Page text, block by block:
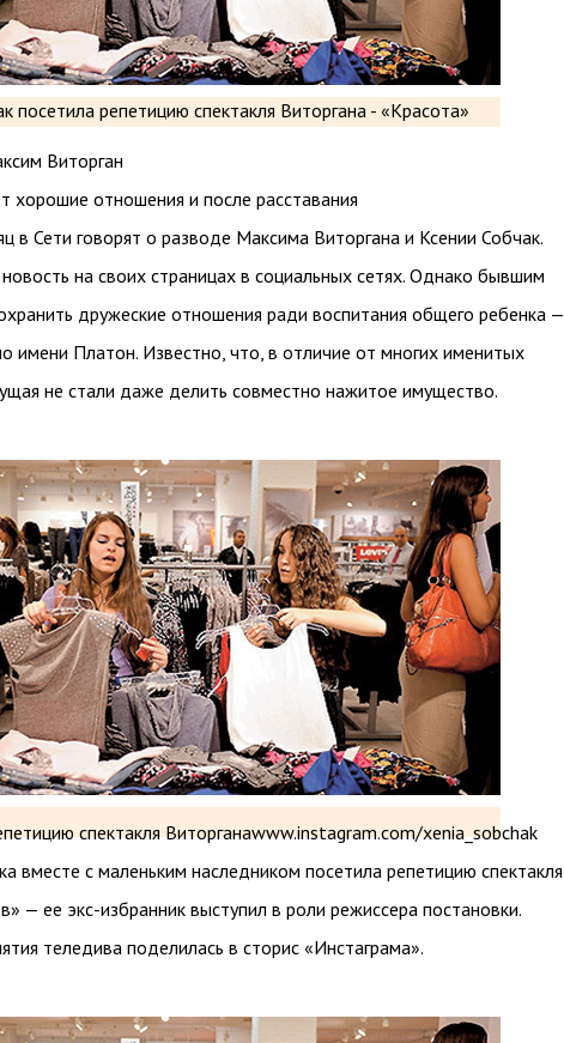
Виторган
хорошие отношения и после расставания
в Сети говорят о разводе Максима Виторгана и Ксении Собчак.
на своих страницах в социальных сетях. Однако бывшим
дружеские отношения ради воспитания общего ребенка —
имени Платон. Известно, что, в отличие от многих именитых
не стали даже делить совместно нажитое имущество.
спектакля Виторганаwww.instagram.com/xenia_sobchak
вместе с маленьким наследником посетила репетицию спектакля
— ее экс-избранник выступил в роли режиссера постановки.
теледива поделилась в сторис «Инстаграма».